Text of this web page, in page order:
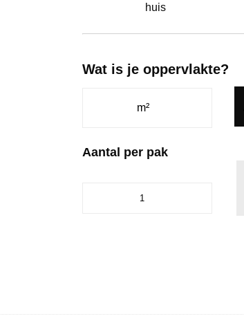
huis
Wat is je oppervlakte?
Aantal per pak